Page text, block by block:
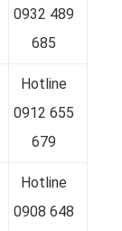
0932 489
685
Hotline
0912 655
679
Hotline
0908 648